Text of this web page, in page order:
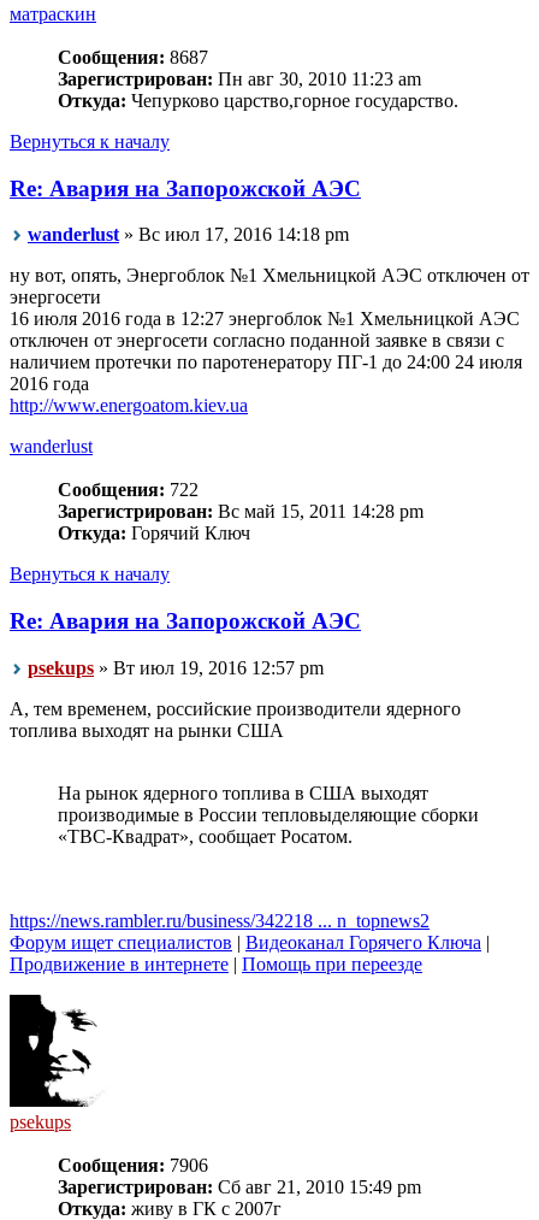
матраскин
Сообщения: 8687
Зарегистрирован: Пн авг 30, 2010 11:23 am
Откуда: Чепурково царство,горное государство.
Вернуться к началу
Re: Авария на Запорожской АЭС
wanderlust » Вс июл 17, 2016 14:18 pm
ну вот, опять, Энергоблок №1 Хмельницкой АЭС отключен от
энергосети
16 июля 2016 года в 12:27 энергоблок №1 Хмельницкой АЭС
отключен от энергосети согласно поданной заявке в связи с
наличием протечки по паротенератору ПГ-1 до 24:00 24 июля
2016 года
http://www.energoatom.kiev.ua
wanderlust
Сообщения: 722
Зарегистрирован: Вс май 15, 2011 14:28 pm
Откуда: Горячий Ключ
Вернуться к началу
Re: Авария на Запорожской АЭС
psekups » Вт июл 19, 2016 12:57 pm
А, тем временем, российские производители ядерного
топлива выходят на рынки США
На рынок ядерного топлива в США выходят
производимые в России тепловыделяющие сборки
«ТВС-Квадрат», сообщает Росатом.
https://news.rambler.ru/business/342218 ... n_topnews2
Форум ищет специалистов | Видеоканал Горячего Ключа |
Продвижение в интернете | Помощь при переезде
psekups
Сообщения: 7906
Зарегистрирован: Сб авг 21, 2010 15:49 pm
Откуда: живу в ГК с 2007г